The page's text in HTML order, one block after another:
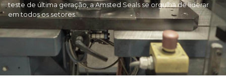
teste de última geração, a Amsted Seals se orgulha de liderar
em todos os setores.